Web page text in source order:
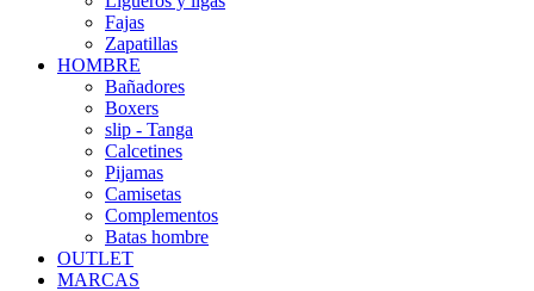
Fajas
Zapatillas
HOMBRE
Bañadores
Boxers
slip - Tanga
Calcetines
Pijamas
Camisetas
Complementos
Batas hombre
OUTLET
MARCAS